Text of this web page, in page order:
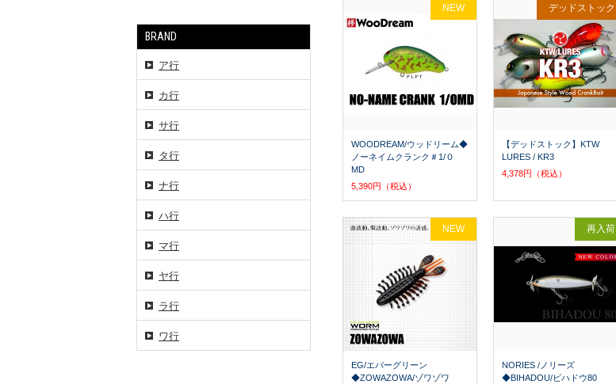
BRAND
ア行
カ行
サ行
タ行
ナ行
ハ行
マ行
ヤ行
ラ行
ワ行
WOODREAM/ウッドリーム◆
ノーネイムクランク＃1/０
MD
5,390円（税込）
NEW
【デッドストック】KTW
LURES / KR3
4,378円（税込）
デッドストック
EG/エバーグリーン
◆ZOWAZOWA/ゾワゾワ
NEW
NORIES /ノリーズ
◆BIHADOU/ビハドウ80
再入荷